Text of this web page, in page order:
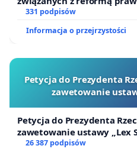
331 podpisów
Informacja o przejrzystości
Petycja do Prezydenta
zawetowanie
Petycja do Prezydenta
zawetowanie ustawy „Lex
26 387 podpisów